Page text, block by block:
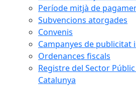
Període mitjà de
Subvencions atorgades
Convenis
Campanyes de publicitat
Ordenances fiscals
Registre del Sector
Catalunya